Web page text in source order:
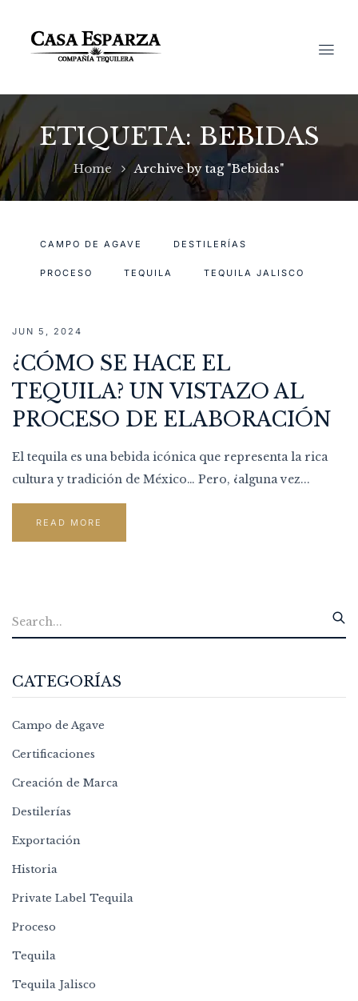
ETIQUETA: BEBIDAS
Home Archive by tag "Bebidas"
CATEGORÍAS
Campo de Agave
Certificaciones
Creación de Marca
Destilerías
Exportación
Historia
Private Label Tequila
Proceso
Tequila
Tequila Jalisco
CAMPO DE AGAVE DESTILERÍAS
PROCESO TEQUILA TEQUILA JALISCO
JUN 5, 2024
¿CÓMO SE HACE EL
TEQUILA? UN VISTAZO AL
PROCESO DE ELABORACIÓN
El tequila es una bebida icónica que representa la rica
cultura y tradición de México… Pero, ¿alguna vez...
READ MORE